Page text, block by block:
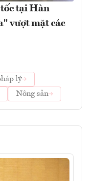
tại Hàn
vượt mặt các
lý
Nông sản